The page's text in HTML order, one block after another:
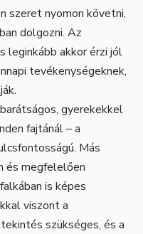
szeret nyomon követni,
dolgozni. Az
leginkább akkor érzi jól
tevékenységeknek,
gyerekekkel
fajtánál – a
Más
és megfelelően
is képes
viszont a
szükséges, és a